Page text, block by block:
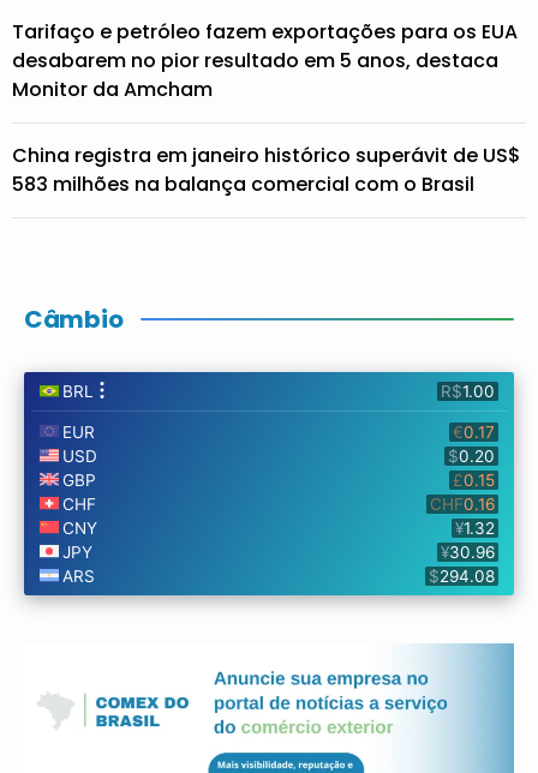
Tarifaço e petróleo fazem exportações para os EUA
desabarem no pior resultado em 5 anos, destaca
Monitor da Amcham
China registra em janeiro histórico superávit de US$
583 milhões na balança comercial com o Brasil
Câmbio